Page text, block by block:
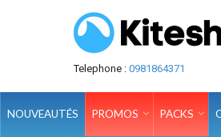
Telephone : 0981864371
NOUVEAUTÉS PROMOS PACKS